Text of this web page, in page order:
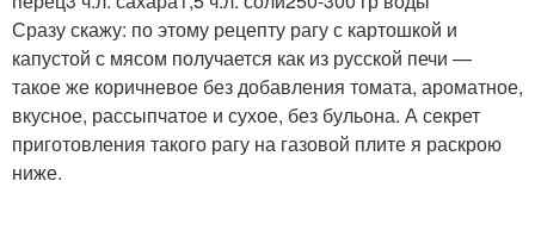
Сразу скажу: по этому рецепту рагу с картошкой и
капустой с мясом получается как из русской печи —
такое же коричневое без добавления томата, ароматное,
вкусное, рассыпчатое и сухое, без бульона. А секрет
приготовления такого рагу на газовой плите я раскрою
ниже.